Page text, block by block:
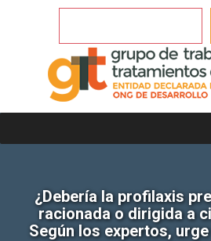
¿Debería la profilaxis
racionada o dirigida a
Según los expertos,